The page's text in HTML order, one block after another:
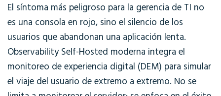
El síntoma más peligroso para la gerencia de TI no
es una consola en rojo, sino el silencio de los
usuarios que abandonan una aplicación lenta.
Observability Self-Hosted moderna integra el
monitoreo de experiencia digital (DEM) para simular
el viaje del usuario de extremo a extremo. No se